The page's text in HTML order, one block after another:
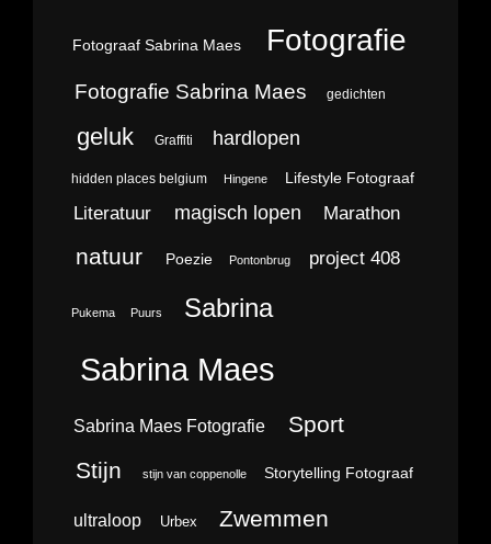
Fotograaf Sabrina Maes Fotografie
Fotografie Sabrina Maes gedichten
geluk Graffiti hardlopen
hidden places belgium Hingene Lifestyle Fotograaf
Literatuur magisch lopen Marathon
natuur Poezie Pontonbrug project 408
Pukema Puurs Sabrina
Sabrina Maes
Sabrina Maes Fotografie Sport
Stijn stijn van coppenolle Storytelling Fotograaf
ultraloop Urbex Zwemmen